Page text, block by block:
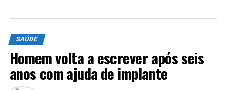
após o começo do tratamento.
ANÚNCIO
SAÚDE
Homem volta a escrever após seis
anos com ajuda de implante